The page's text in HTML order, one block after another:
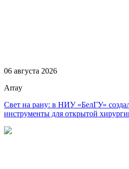
06 августа 2026
Array
Свет на рану: в НИУ «БелГУ»
инструменты для открытой